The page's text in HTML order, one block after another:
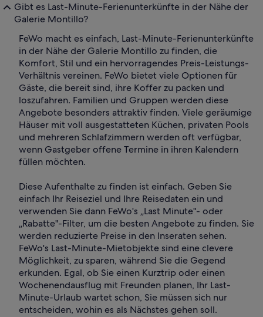
Gibt es Last-Minute-Ferienunterkünfte in der Nähe der
Galerie Montillo?
FeWo macht es einfach, Last-Minute-Ferienunterkünfte
in der Nähe der Galerie Montillo zu finden, die
Komfort, Stil und ein hervorragendes Preis-Leistungs-
Verhältnis vereinen. FeWo bietet viele Optionen für
Gäste, die bereit sind, ihre Koffer zu packen und
loszufahren. Familien und Gruppen werden diese
Angebote besonders attraktiv finden. Viele geräumige
Häuser mit voll ausgestatteten Küchen, privaten Pools
und mehreren Schlafzimmern werden oft verfügbar,
wenn Gastgeber offene Termine in ihren Kalendern
füllen möchten.
Diese Aufenthalte zu finden ist einfach. Geben Sie
einfach Ihr Reiseziel und Ihre Reisedaten ein und
verwenden Sie dann FeWo's „Last Minute"- oder
„Rabatte"-Filter, um die besten Angebote zu finden. Sie
werden reduzierte Preise in den Inseraten sehen.
FeWo's Last-Minute-Mietobjekte sind eine clevere
Möglichkeit, zu sparen, während Sie die Gegend
erkunden. Egal, ob Sie einen Kurztrip oder einen
Wochenendausflug mit Freunden planen, Ihr Last-
Minute-Urlaub wartet schon, Sie müssen sich nur
entscheiden, wohin es als Nächstes gehen soll.